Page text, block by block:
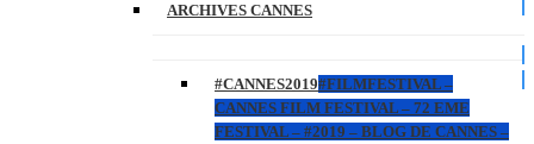
ARCHIVES CANNES
#CANNES2019#FILMFESTIVAL –
CANNES FILM FESTIVAL – 72 EME
FESTIVAL – #2019 – BLOG DE CANNES –